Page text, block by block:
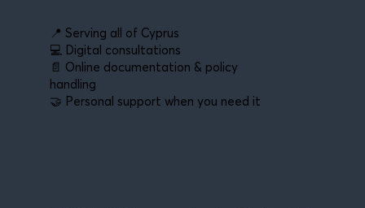
📍 Serving all of Cyprus
💻 Digital consultations
📄 Online documentation & policy
handling
🤝 Personal support when you need it